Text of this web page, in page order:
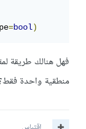
=bool)
فهل هنالك طريقة
منطقية واحدة فقط؟